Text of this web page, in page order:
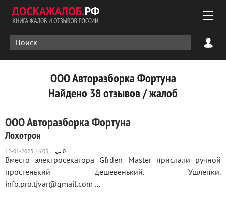
ООО Авторазборка Фортуна
Найдено 38 отзывов / жалоб
ООО Авторазборка Фортуна
Лохотрон
0
Вместо электросекатора Gfrden Master прислали ручной
простенький дешёвенький. Ушлёпки.
info.pro.tjvar@gmail.com ...